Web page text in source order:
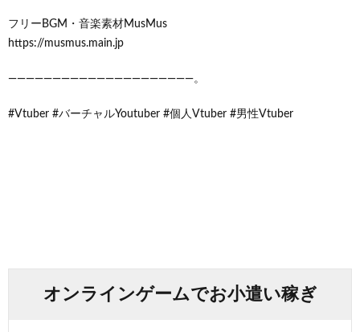
フリーBGM・音楽素材MusMus
https://musmus.main.jp
―――――――――――――――――――――。
#Vtuber #バーチャルYoutuber #個人Vtuber #男性Vtuber
オンラインゲームでお小遣い稼ぎ